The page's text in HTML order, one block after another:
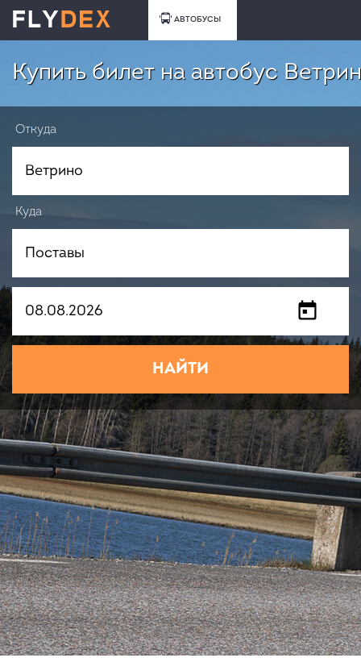
АВТОБУСЫ
Купить билет на автобус
Откуда
Куда
НАЙТИ